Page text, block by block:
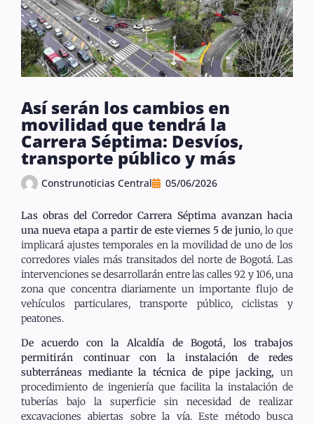
Así serán los cambios en
movilidad que tendrá la
Carrera Séptima: Desvíos,
transporte público y más
Construnoticias Central 05/06/2026
Las obras del Corredor Carrera Séptima avanzan hacia
una nueva etapa a partir de este viernes 5 de junio, lo que
implicará ajustes temporales en la movilidad de uno de los
corredores viales más transitados del norte de Bogotá. Las
intervenciones se desarrollarán entre las calles 92 y 106, una
zona que concentra diariamente un importante flujo de
vehículos particulares, transporte público, ciclistas y
peatones.
De acuerdo con la Alcaldía de Bogotá, los trabajos
permitirán continuar con la instalación de redes
subterráneas mediante la técnica de pipe jacking, un
procedimiento de ingeniería que facilita la instalación de
tuberías bajo la superficie sin necesidad de realizar
excavaciones abiertas sobre la vía. Este método busca